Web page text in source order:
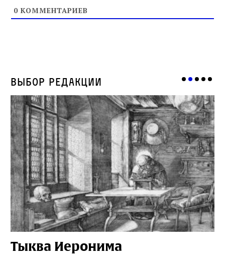
0 КОММЕНТАРИЕВ
Выбор редакции
Тыква Иеронима